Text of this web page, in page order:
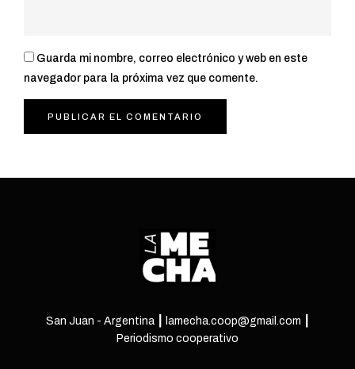
Guarda mi nombre, correo electrónico y web en este
navegador para la próxima vez que comente.
San Juan - Argentina ┃ lamecha.coop@gmail.com ┃
Periodismo cooperativo